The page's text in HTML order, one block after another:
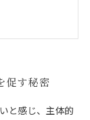
者の育成
を支える環境
促す秘密
と感じ、主体的